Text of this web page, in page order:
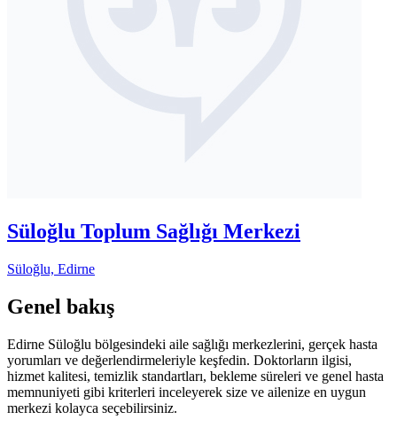
Süloğlu Toplum Sağlığı Merkezi
Süloğlu, Edirne
Genel bakış
Edirne Süloğlu bölgesindeki aile sağlığı merkezlerini, gerçek hasta
yorumları ve değerlendirmeleriyle keşfedin. Doktorların ilgisi,
hizmet kalitesi, temizlik standartları, bekleme süreleri ve genel hasta
memnuniyeti gibi kriterleri inceleyerek size ve ailenize en uygun
merkezi kolayca seçebilirsiniz.